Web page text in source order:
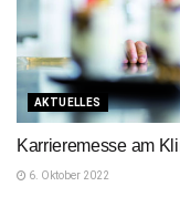
AKTUELLES
Karrieremesse am
6. Oktober 2022